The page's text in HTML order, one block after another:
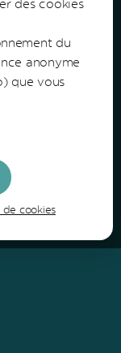
Bazadais
du
anonyme
que vous
cookies